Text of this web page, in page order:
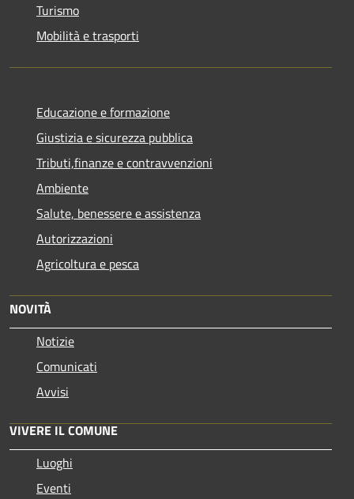
Turismo
Mobilità e trasporti
Educazione e formazione
Giustizia e sicurezza pubblica
Tributi,finanze e contravvenzioni
Ambiente
Salute, benessere e assistenza
Autorizzazioni
Agricoltura e pesca
NOVITÀ
Notizie
Comunicati
Avvisi
VIVERE IL COMUNE
Luoghi
Eventi